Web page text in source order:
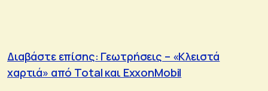
Διαβάστε επίσης: Γεωτρήσεις – «Κλειστά
χαρτιά» από Total και ExxonMobil